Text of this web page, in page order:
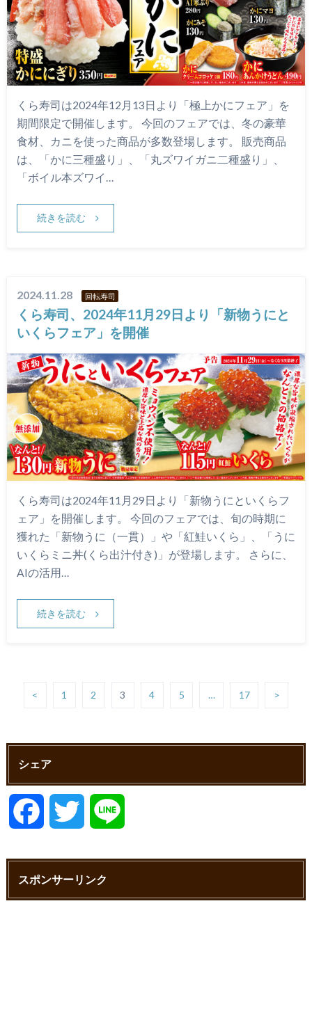
くら寿司は2024年12月13日より「極上かにフェア」を
期間限定で開催します。 今回のフェアでは、冬の豪華
食材、カニを使った商品が多数登場します。 販売商品
は、「かに三種盛り」、「丸ズワイガニ二種盛り」、
「ボイル本ズワイ…
続きを読む
2024.11.28 回転寿司
くら寿司、2024年11月29日より「新物うにと
いくらフェア」を開催
くら寿司は2024年11月29日より「新物うにといくらフ
ェア」を開催します。 今回のフェアでは、旬の時期に
獲れた「新物うに（一貫）」や「紅鮭いくら」、「うに
いくらミニ丼(くら出汁付き)」が登場します。 さらに、
AIの活用…
続きを読む
< 1 2 3 4 5 … 17 >
シェア
c i
スポンサーリンク